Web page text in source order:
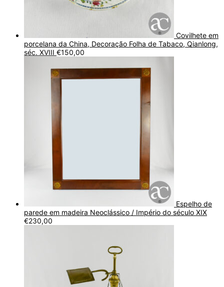
Covilhete em
porcelana da China, Decoração Folha de Tabaco, Qianlong,
séc. XVIII €150,00
Espelho de
parede em madeira Neoclássico / Império do século XIX
€230,00